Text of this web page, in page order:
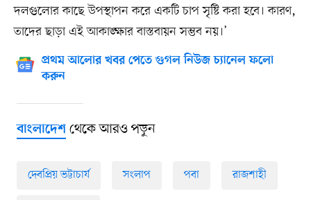
দলগুলোর কাছে উপস্থাপন করে একটি চাপ সৃষ্টি করা হবে। কারণ,
তাদের ছাড়া এই আকাঙ্ক্ষার বাস্তবায়ন সম্ভব নয়।’
প্রথম আলোর খবর পেতে গুগল নিউজ চ্যানেল ফলো
করুন
বাংলাদেশথেকে আরও পড়ুন
দেবপ্রিয় ভট্টাচার্য সংলাপ পবা রাজশাহী